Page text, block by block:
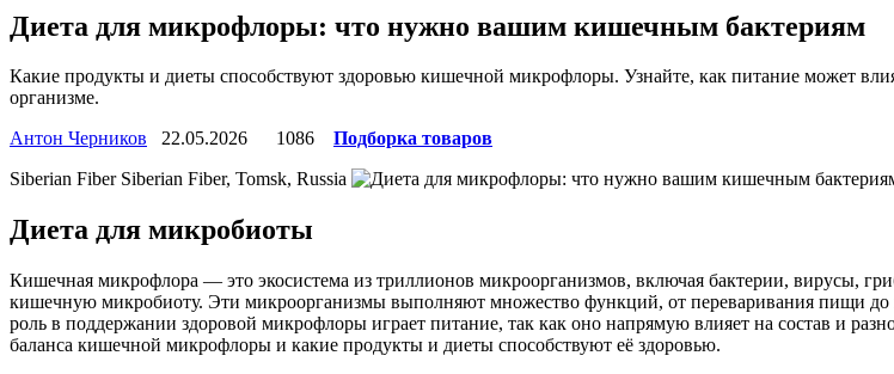
Диета для микрофлоры: что нужно вашим кишечным бактериям
Какие продукты и диеты способствуют здоровью кишечной микрофлоры. Узнайте, как питание может
организме.
Антон Черников
22.05.2026 1086
Подборка товаров
Siberian Fiber Siberian Fiber, Tomsk, Russia
Диета для микробиоты
Кишечная микрофлора — это экосистема из триллионов микроорганизмов, включая бактерии, вирусы,
кишечную микробиоту. Эти микроорганизмы выполняют множество функций, от переваривания пищи
роль в поддержании здоровой микрофлоры играет питание, так как оно напрямую влияет на состав и
баланса кишечной микрофлоры и какие продукты и диеты способствуют её здоровью.